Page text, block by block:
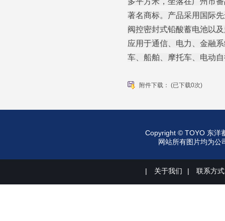
著名商标。产品采用国际
阀控密封式铅酸蓄电池以
应用于通信、电力、金融
车、船舶、摩托车、电动
附件下载： (已下载0次)
| 关于我们 | 联系方式
Copyright © TOYO 东洋
网站所有图片均为公